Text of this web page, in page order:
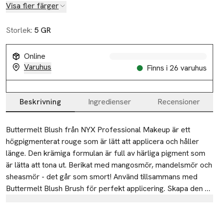
Visa fler färger
Storlek: 5 GR
Online
Varuhus
Finns i 26 varuhus
Beskrivning Ingredienser Recensioner
Beskrivning
Buttermelt Blush från NYX Professional Makeup är ett
högpigmenterat rouge som är lätt att applicera och håller
länge. Den krämiga formulan är full av härliga pigment som
är lätta att tona ut. Berikat med mangosmör, mandelsmör och
sheasmör - det går som smort! Använd tillsammans med
Buttermelt Blush Brush för perfekt applicering. Skapa den